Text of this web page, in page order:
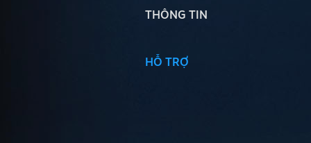
THÔNG TIN
HỖ TRỢ